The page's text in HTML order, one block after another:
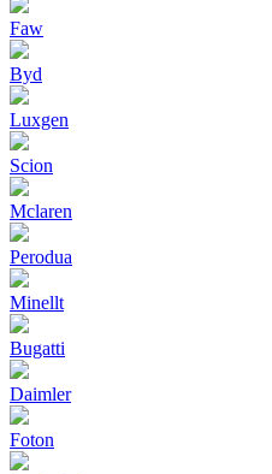
Faw
Byd
Luxgen
Scion
Mclaren
Perodua
Minellt
Bugatti
Daimler
Foton